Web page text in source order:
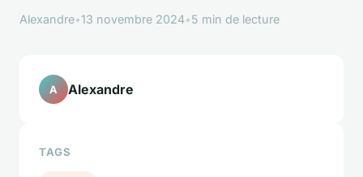
Alexandre•13 novembre 2024•5 min de lecture
A Alexandre
TAGS